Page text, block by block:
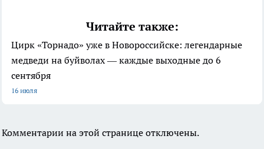
Читайте также:
Цирк «Торнадо» уже в Новороссийске: легендарные
медведи на буйволах — каждые выходные до 6
сентября
16 июля
Комментарии на этой странице отключены.